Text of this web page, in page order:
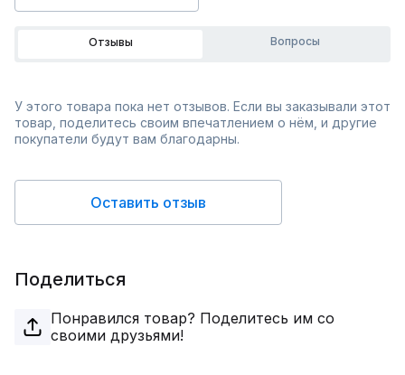
Отзывы Вопросы
У этого товара пока нет отзывов. Если вы заказывали этот
товар, поделитесь своим впечатлением о нём, и другие
покупатели будут вам благодарны.
Оставить отзыв
Поделиться
Понравился товар? Поделитесь им со
своими друзьями!